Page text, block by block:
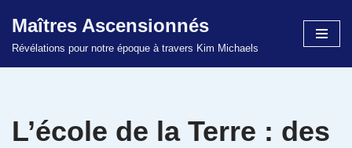
Aller
Maîtres Ascensionnés
Révélations pour notre époque à travers Kim Michaels
L’école de la Terre : des